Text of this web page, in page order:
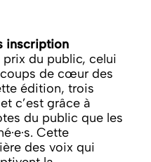
inscription
prix du public, celui
de cœur des
édition, trois
c’est grâce à
du public que les
Cette
des voix qui